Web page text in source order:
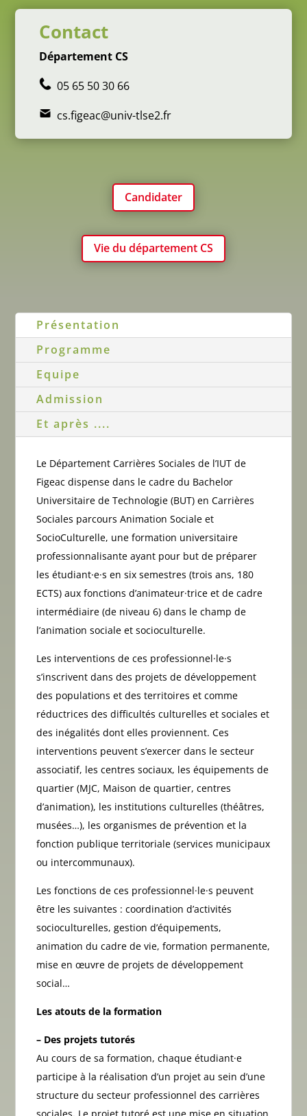
Contact
Département CS
05 65 50 30 66
cs.figeac@univ-tlse2.fr
Candidater
Vie du département CS
Présentation
Programme
Equipe
Admission
Et après ....
Le Département Carrières Sociales de l’IUT de
Figeac dispense dans le cadre du Bachelor
Universitaire de Technologie (BUT) en Carrières
Sociales parcours Animation Sociale et
SocioCulturelle, une formation universitaire
professionnalisante ayant pour but de préparer
les étudiant·e·s en six semestres (trois ans, 180
ECTS) aux fonctions d’animateur·trice et de cadre
intermédiaire (de niveau 6) dans le champ de
l’animation sociale et socioculturelle.
Les interventions de ces professionnel·le·s
s’inscrivent dans des projets de développement
des populations et des territoires et comme
réductrices des difficultés culturelles et sociales et
des inégalités dont elles proviennent. Ces
interventions peuvent s’exercer dans le secteur
associatif, les centres sociaux, les équipements de
quartier (MJC, Maison de quartier, centres
d’animation), les institutions culturelles (théâtres,
musées…), les organismes de prévention et la
fonction publique territoriale (services municipaux
ou intercommunaux).
Les fonctions de ces professionnel·le·s peuvent
être les suivantes : coordination d’activités
socioculturelles, gestion d’équipements,
animation du cadre de vie, formation permanente,
mise en œuvre de projets de développement
social…
Les atouts de la formation
– Des projets tutorés
Au cours de sa formation, chaque étudiant·e
participe à la réalisation d’un projet au sein d’une
structure du secteur professionnel des carrières